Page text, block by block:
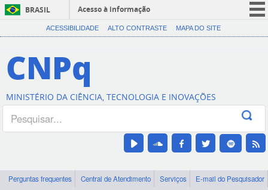
BRASIL
Acesso à informação
CORONAVÍRUS (COVID-19)
Canais
ACESSIBILIDADE ALTO CONTRASTE MAPA DO SITE
CNPq
MINISTÉRIO DA CIÊNCIA, TECNOLOGIA E INOVAÇÕES
Perguntas frequentes Central de Atendimento Serviços
E-mail do Pesquisador